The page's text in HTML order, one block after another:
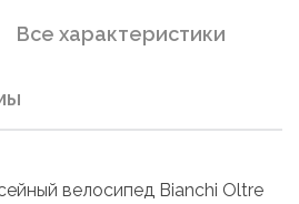
Все характеристики
велосипед Bianchi Oltre